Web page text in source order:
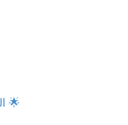
الرقص للرياضة فبراير 4 (للمتقدمين) 🌟